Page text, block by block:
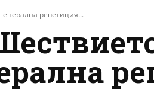
репетиция...